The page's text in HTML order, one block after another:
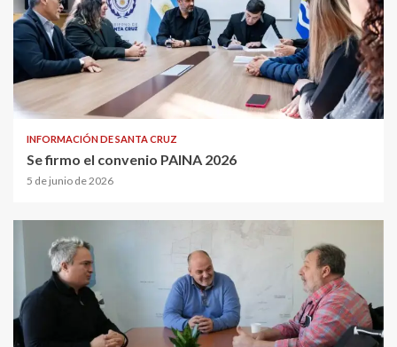
INFORMACIÓN DE SANTA CRUZ
Se firmo el convenio PAINA 2026
5 de junio de 2026